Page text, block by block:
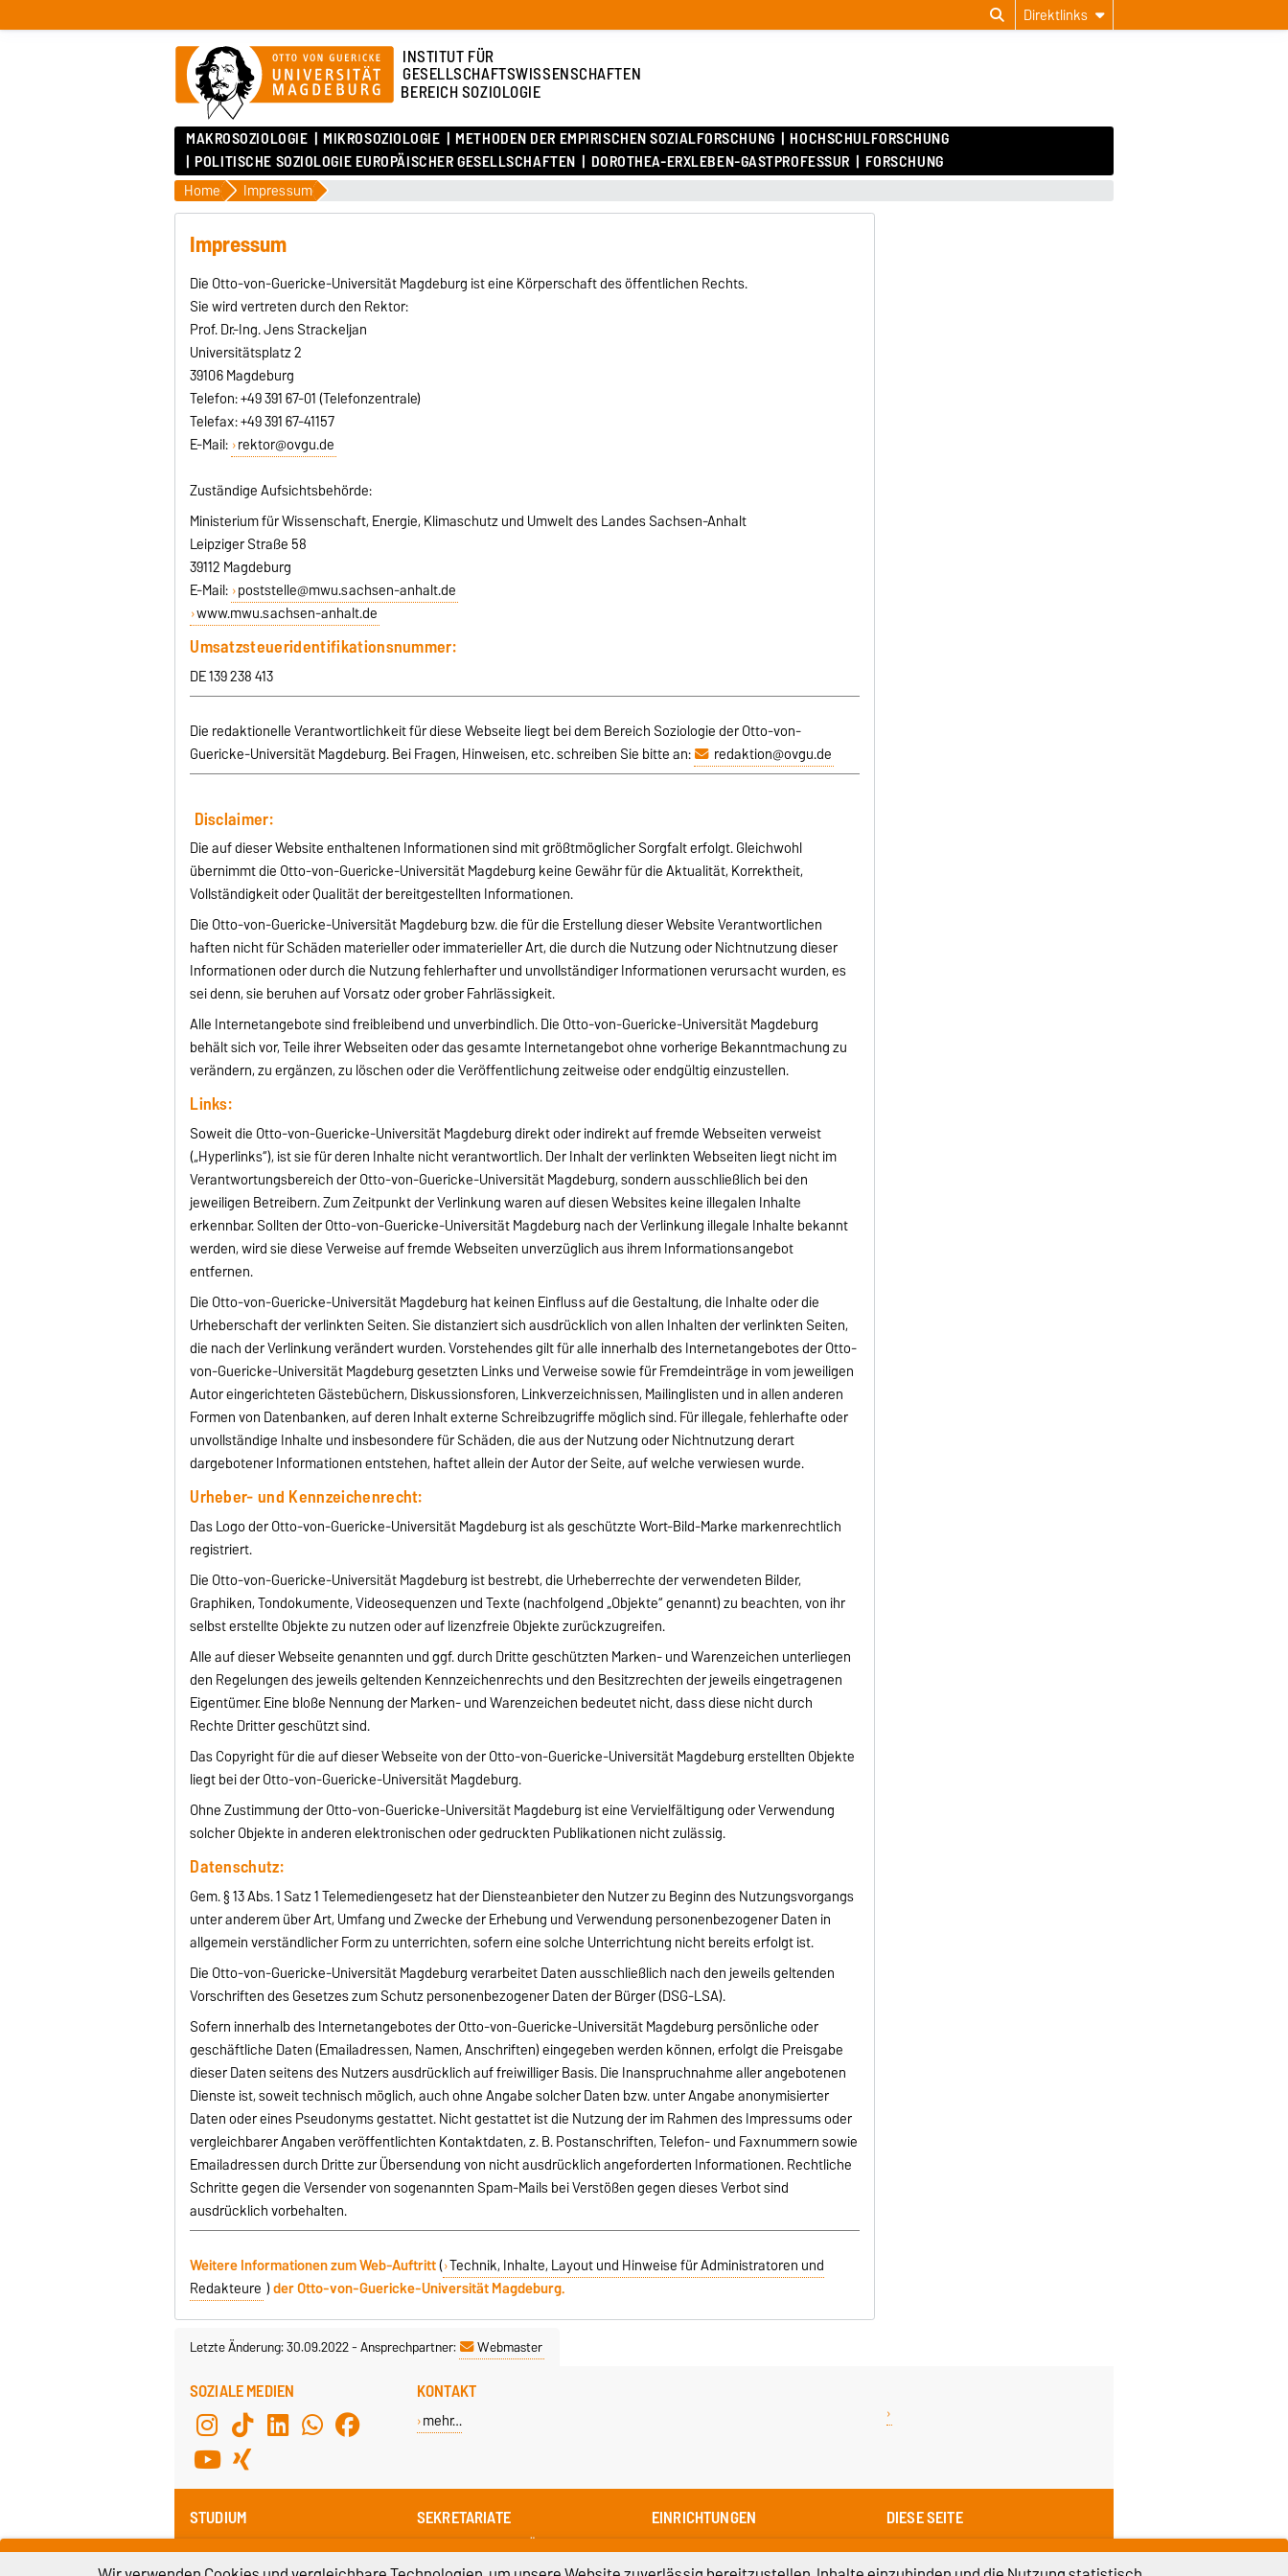
Direktlinks
INSTITUT FÜR
GESELLSCHAFTSWISSENSCHAFTEN
BEREICH SOZIOLOGIE
MAKROSOZIOLOGIE MIKROSOZIOLOGIE METHODEN DER EMPIRISCHEN SOZIALFORSCHUNG
HOCHSCHULFORSCHUNG
POLITISCHE SOZIOLOGIE EUROPÄISCHER GESELLSCHAFTEN
DOROTHEA-ERXLEBEN-GASTPROFESSUR FORSCHUNG
Home Impressum
Impressum
Die Otto-von-Guericke-Universität Magdeburg ist eine Körperschaft des öffentlichen Rechts.
Sie wird vertreten durch den Rektor:
Prof. Dr.-Ing. Jens Strackeljan
Universitätsplatz 2
39106 Magdeburg
Telefon: +49 391 67-01 (Telefonzentrale)
Telefax: +49 391 67-41157
E-Mail: rektor@ovgu.de
Zuständige Aufsichtsbehörde:
Ministerium für Wissenschaft, Energie, Klimaschutz und Umwelt des Landes Sachsen-Anhalt
Leipziger Straße 58
39112 Magdeburg
E-Mail: poststelle@mwu.sachsen-anhalt.de
www.mwu.sachsen-anhalt.de
Umsatzsteueridentifikationsnummer:
DE 139 238 413
Die redaktionelle Verantwortlichkeit für diese Webseite liegt bei dem Bereich Soziologie der Otto-von-
Guericke-Universität Magdeburg. Bei Fragen, Hinweisen, etc. schreiben Sie bitte an:
redaktion@ovgu.de
Disclaimer:
Die auf dieser Website enthaltenen Informationen sind mit größtmöglicher Sorgfalt erfolgt. Gleichwohl
übernimmt die Otto-von-Guericke-Universität Magdeburg keine Gewähr für die Aktualität, Korrektheit,
Vollständigkeit oder Qualität der bereitgestellten Informationen.
Die Otto-von-Guericke-Universität Magdeburg bzw. die für die Erstellung dieser Website Verantwortlichen
haften nicht für Schäden materieller oder immaterieller Art, die durch die Nutzung oder Nichtnutzung dieser
Informationen oder durch die Nutzung fehlerhafter und unvollständiger Informationen verursacht wurden, es
sei denn, sie beruhen auf Vorsatz oder grober Fahrlässigkeit.
Alle Internetangebote sind freibleibend und unverbindlich. Die Otto-von-Guericke-Universität Magdeburg
behält sich vor, Teile ihrer Webseiten oder das gesamte Internetangebot ohne vorherige Bekanntmachung zu
verändern, zu ergänzen, zu löschen oder die Veröffentlichung zeitweise oder endgültig einzustellen.
Links:
Soweit die Otto-von-Guericke-Universität Magdeburg direkt oder indirekt auf fremde Webseiten verweist
(„Hyperlinks“), ist sie für deren Inhalte nicht verantwortlich. Der Inhalt der verlinkten Webseiten liegt nicht im
Verantwortungsbereich der Otto-von-Guericke-Universität Magdeburg, sondern ausschließlich bei den
jeweiligen Betreibern. Zum Zeitpunkt der Verlinkung waren auf diesen Websites keine illegalen Inhalte
erkennbar. Sollten der Otto-von-Guericke-Universität Magdeburg nach der Verlinkung illegale Inhalte bekannt
werden, wird sie diese Verweise auf fremde Webseiten unverzüglich aus ihrem Informationsangebot
entfernen.
Die Otto-von-Guericke-Universität Magdeburg hat keinen Einfluss auf die Gestaltung, die Inhalte oder die
Urheberschaft der verlinkten Seiten. Sie distanziert sich ausdrücklich von allen Inhalten der verlinkten Seiten,
die nach der Verlinkung verändert wurden. Vorstehendes gilt für alle innerhalb des Internetangebotes der Otto-
von-Guericke-Universität Magdeburg gesetzten Links und Verweise sowie für Fremdeinträge in vom jeweiligen
Autor eingerichteten Gästebüchern, Diskussionsforen, Linkverzeichnissen, Mailinglisten und in allen anderen
Formen von Datenbanken, auf deren Inhalt externe Schreibzugriffe möglich sind. Für illegale, fehlerhafte oder
unvollständige Inhalte und insbesondere für Schäden, die aus der Nutzung oder Nichtnutzung derart
dargebotener Informationen entstehen, haftet allein der Autor der Seite, auf welche verwiesen wurde.
Urheber- und Kennzeichenrecht:
Das Logo der Otto-von-Guericke-Universität Magdeburg ist als geschützte Wort-Bild-Marke markenrechtlich
registriert.
Die Otto-von-Guericke-Universität Magdeburg ist bestrebt, die Urheberrechte der verwendeten Bilder,
Graphiken, Tondokumente, Videosequenzen und Texte (nachfolgend „Objekte“ genannt) zu beachten, von ihr
selbst erstellte Objekte zu nutzen oder auf lizenzfreie Objekte zurückzugreifen.
Alle auf dieser Webseite genannten und ggf. durch Dritte geschützten Marken- und Warenzeichen unterliegen
den Regelungen des jeweils geltenden Kennzeichenrechts und den Besitzrechten der jeweils eingetragenen
Eigentümer. Eine bloße Nennung der Marken- und Warenzeichen bedeutet nicht, dass diese nicht durch
Rechte Dritter geschützt sind.
Das Copyright für die auf dieser Webseite von der Otto-von-Guericke-Universität Magdeburg erstellten Objekte
liegt bei der Otto-von-Guericke-Universität Magdeburg.
Ohne Zustimmung der Otto-von-Guericke-Universität Magdeburg ist eine Vervielfältigung oder Verwendung
solcher Objekte in anderen elektronischen oder gedruckten Publikationen nicht zulässig.
Datenschutz:
Gem. § 13 Abs. 1 Satz 1 Telemediengesetz hat der Diensteanbieter den Nutzer zu Beginn des Nutzungsvorgangs
unter anderem über Art, Umfang und Zwecke der Erhebung und Verwendung personenbezogener Daten in
allgemein verständlicher Form zu unterrichten, sofern eine solche Unterrichtung nicht bereits erfolgt ist.
Die Otto-von-Guericke-Universität Magdeburg verarbeitet Daten ausschließlich nach den jeweils geltenden
Vorschriften des Gesetzes zum Schutz personenbezogener Daten der Bürger (DSG-LSA).
Sofern innerhalb des Internetangebotes der Otto-von-Guericke-Universität Magdeburg persönliche oder
geschäftliche Daten (Emailadressen, Namen, Anschriften) eingegeben werden können, erfolgt die Preisgabe
dieser Daten seitens des Nutzers ausdrücklich auf freiwilliger Basis. Die Inanspruchnahme aller angebotenen
Dienste ist, soweit technisch möglich, auch ohne Angabe solcher Daten bzw. unter Angabe anonymisierter
Daten oder eines Pseudonyms gestattet. Nicht gestattet ist die Nutzung der im Rahmen des Impressums oder
vergleichbarer Angaben veröffentlichten Kontaktdaten, z. B. Postanschriften, Telefon- und Faxnummern sowie
Emailadressen durch Dritte zur Übersendung von nicht ausdrücklich angeforderten Informationen. Rechtliche
Schritte gegen die Versender von sogenannten Spam-Mails bei Verstößen gegen dieses Verbot sind
ausdrücklich vorbehalten.
Weitere Informationen zum Web-Auftritt( Technik, Inhalte, Layout und Hinweise für Administratoren und
Redakteure )der Otto-von-Guericke-Universität Magdeburg.
Letzte Änderung: 30.09.2022-Ansprechpartner: Webmaster
SOZIALE MEDIEN KONTAKT
mehr…
STUDIUM
Sozialwissenschaften
SEKRETARIATE
Sekretariate und Ökonomie
EINRICHTUNGEN
Universitätsbibliothek
DIESE SEITE